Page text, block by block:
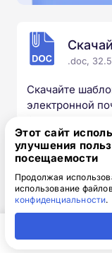
.doc,
Скачайте
электронной
Обязательно
Наш специалист
детали.
Этот сайт
улучшения
посещаемости
Продолжая
использование
конфиденциальности.